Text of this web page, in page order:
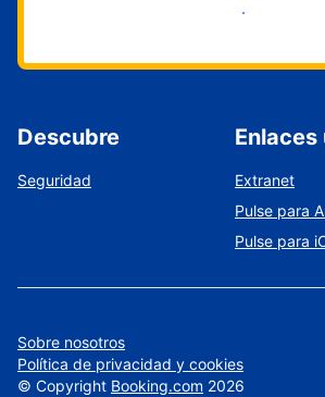
Empieza ahora
Descubre
Seguridad
Enlaces
Extranet
Pulse para
Pulse para
Sobre nosotros
Política de privacidad y cookies
© Copyright Booking.com 2026